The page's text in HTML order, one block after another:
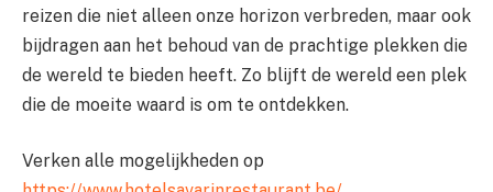
reizen die niet alleen onze horizon verbreden, maar ook
bijdragen aan het behoud van de prachtige plekken die
de wereld te bieden heeft. Zo blijft de wereld een plek
die de moeite waard is om te ontdekken.
Verken alle mogelijkheden op